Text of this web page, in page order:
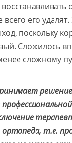
восстанавливать
всего его
поскольку
Сложилось
сложному
т.е.